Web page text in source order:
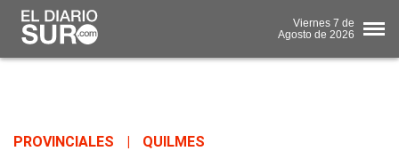
Viernes 7 de
Agosto de 2026
PROVINCIALES QUILMES